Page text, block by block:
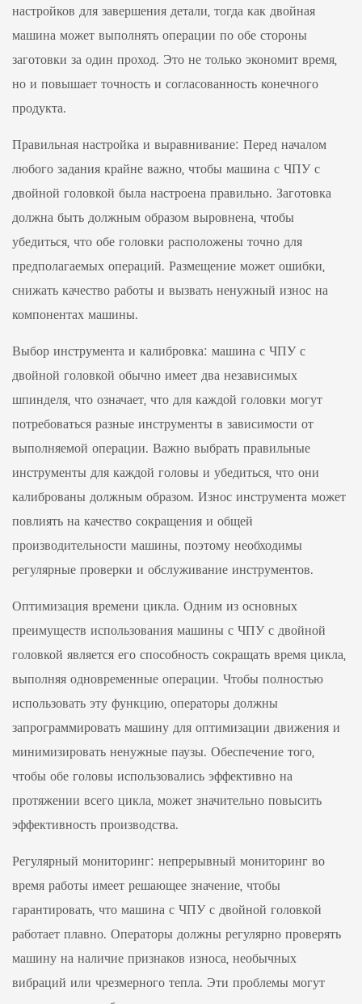
настройков для завершения детали, тогда как двойная
машина может выполнять операции по обе стороны
заготовки за один проход. Это не только экономит время,
но и повышает точность и согласованность конечного
продукта.
Правильная настройка и выравнивание: Перед началом
любого задания крайне важно, чтобы машина с ЧПУ с
двойной головкой была настроена правильно. Заготовка
должна быть должным образом выровнена, чтобы
убедиться, что обе головки расположены точно для
предполагаемых операций. Размещение может ошибки,
снижать качество работы и вызвать ненужный износ на
компонентах машины.
Выбор инструмента и калибровка: машина с ЧПУ с
двойной головкой обычно имеет два независимых
шпинделя, что означает, что для каждой головки могут
потребоваться разные инструменты в зависимости от
выполняемой операции. Важно выбрать правильные
инструменты для каждой головы и убедиться, что они
калиброваны должным образом. Износ инструмента может
повлиять на качество сокращения и общей
производительности машины, поэтому необходимы
регулярные проверки и обслуживание инструментов.
Оптимизация времени цикла. Одним из основных
преимуществ использования машины с ЧПУ с двойной
головкой является его способность сокращать время цикла,
выполняя одновременные операции. Чтобы полностью
использовать эту функцию, операторы должны
запрограммировать машину для оптимизации движения и
минимизировать ненужные паузы. Обеспечение того,
чтобы обе головы использовались эффективно на
протяжении всего цикла, может значительно повысить
эффективность производства.
Регулярный мониторинг: непрерывный мониторинг во
время работы имеет решающее значение, чтобы
гарантировать, что машина с ЧПУ с двойной головкой
работает плавно. Операторы должны регулярно проверять
машину на наличие признаков износа, необычных
вибраций или чрезмерного тепла. Эти проблемы могут